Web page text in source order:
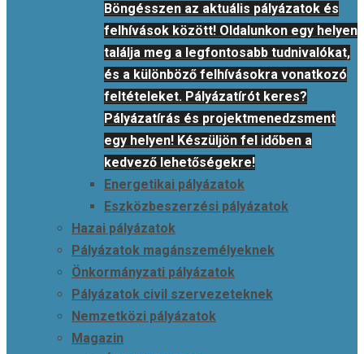
Böngésszen az aktuális pályázatok és
felhívások között! Oldalunkon egy helyen
találja meg a legfontosabb tudnivalókat,
és a különböző felhívásokra vonatkozó
feltételeket. Pályázatírót keres?
Pályázatírás és projektmenedzsment
egy helyen! Készüljön fel időben a
kedvező lehetőségekre!
Energetikai pályázatok
Eszközbeszerzési pályázatok
Hazai pályázatok
Pályázatok magánszemélyeknek
Önkormányzati pályázatok
Pályázatok civil szervezeteknek
Nemzetközi pályázatok
Magazin